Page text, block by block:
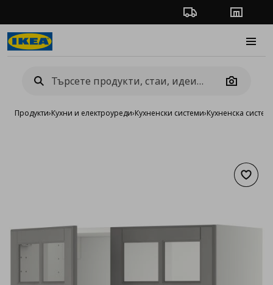
Проследяване на
Camera
Продукти›Кухни и електроуреди›Кухненски системи›Кухненска